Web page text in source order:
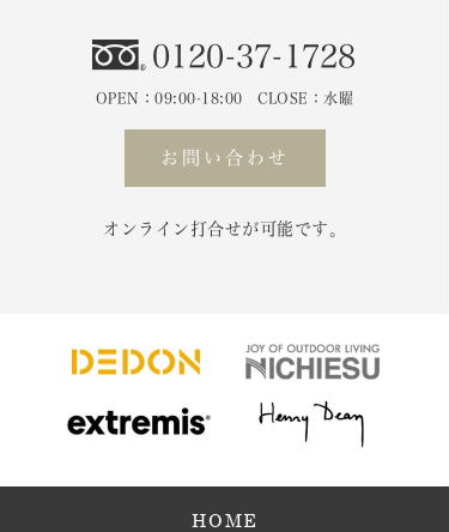
0120-37-1728
OPEN：09:00-18:00 CLOSE：水曜
お問い合わせ
オンライン打合せが可能です。
HOME